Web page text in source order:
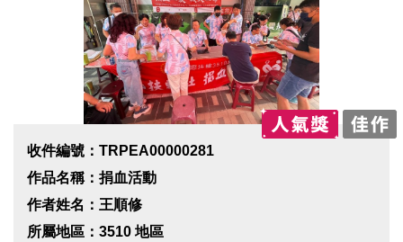
收件編號：TRPEA00000281
作品名稱：捐血活動
作者姓名：王順修
所屬地區：3510 地區